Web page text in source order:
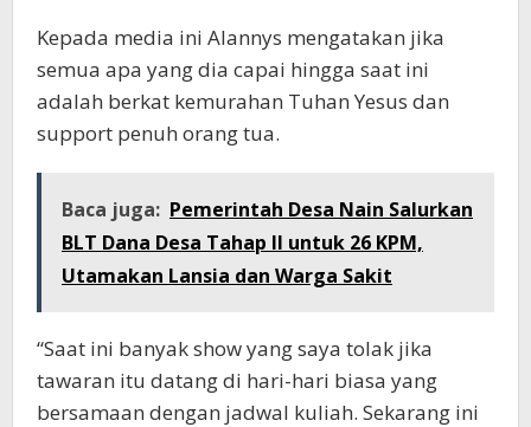
Kepada media ini Alannys mengatakan jika
semua apa yang dia capai hingga saat ini
adalah berkat kemurahan Tuhan Yesus dan
support penuh orang tua.
Baca juga: Pemerintah Desa Nain Salurkan
BLT Dana Desa Tahap II untuk 26 KPM,
Utamakan Lansia dan Warga Sakit
“Saat ini banyak show yang saya tolak jika
tawaran itu datang di hari-hari biasa yang
bersamaan dengan jadwal kuliah. Sekarang ini